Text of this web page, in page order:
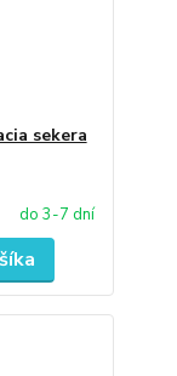
sekera
do 3-7 dní